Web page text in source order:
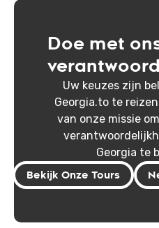
Doe met
Uw keuzes zijn
Georgia.to te
van onze missie
Georgia te
Bekijk Onze Tours